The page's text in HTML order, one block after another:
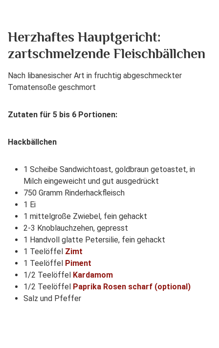
Herzhaftes Hauptgericht:
zartschmelzende Fleischbällchen
Nach libanesischer Art in fruchtig abgeschmeckter
Tomatensoße geschmort
Zutaten für 5 bis 6 Portionen:
Hackbällchen
1 Scheibe Sandwichtoast, goldbraun getoastet, in
Milch eingeweicht und gut ausgedrückt
750 Gramm Rinderhackfleisch
1 Ei
1 mittelgroße Zwiebel, fein gehackt
2-3 Knoblauchzehen, gepresst
1 Handvoll glatte Petersilie, fein gehackt
1 Teelöffel Zimt
1 Teelöffel
Piment
1/2 Teelöffel
Kardamom
1/2 Teelöffel
Paprika Rosen scharf (optional)
Salz und Pfeffer